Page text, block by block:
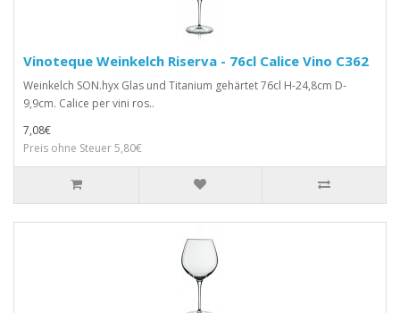
Vinoteque Weinkelch Riserva - 76cl Calice Vino C362
Weinkelch SON.hyx Glas und Titanium gehärtet 76cl H-24,8cm D-
9,9cm. Calice per vini ros..
7,08€
Preis ohne Steuer 5,80€